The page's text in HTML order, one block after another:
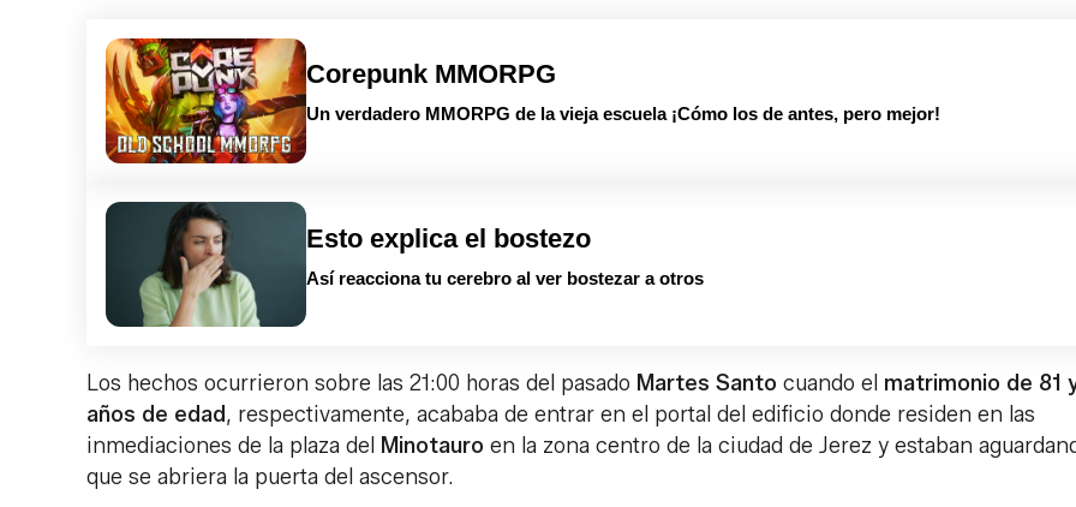
Corepunk MMORPG
Un verdadero MMORPG de la vieja escuela ¡Cómo los de antes, pero mejor!
Esto explica el bostezo
Así reacciona tu cerebro al ver bostezar a otros
Los hechos ocurrieron sobre las 21:00 horas del pasado Martes Santo cuando el matrimonio de 81
años de edad, respectivamente, acababa de entrar en el portal del edificio donde residen en las
inmediaciones de la plaza del Minotauro en la zona centro de la ciudad de Jerez y estaban
que se abriera la puerta del ascensor.